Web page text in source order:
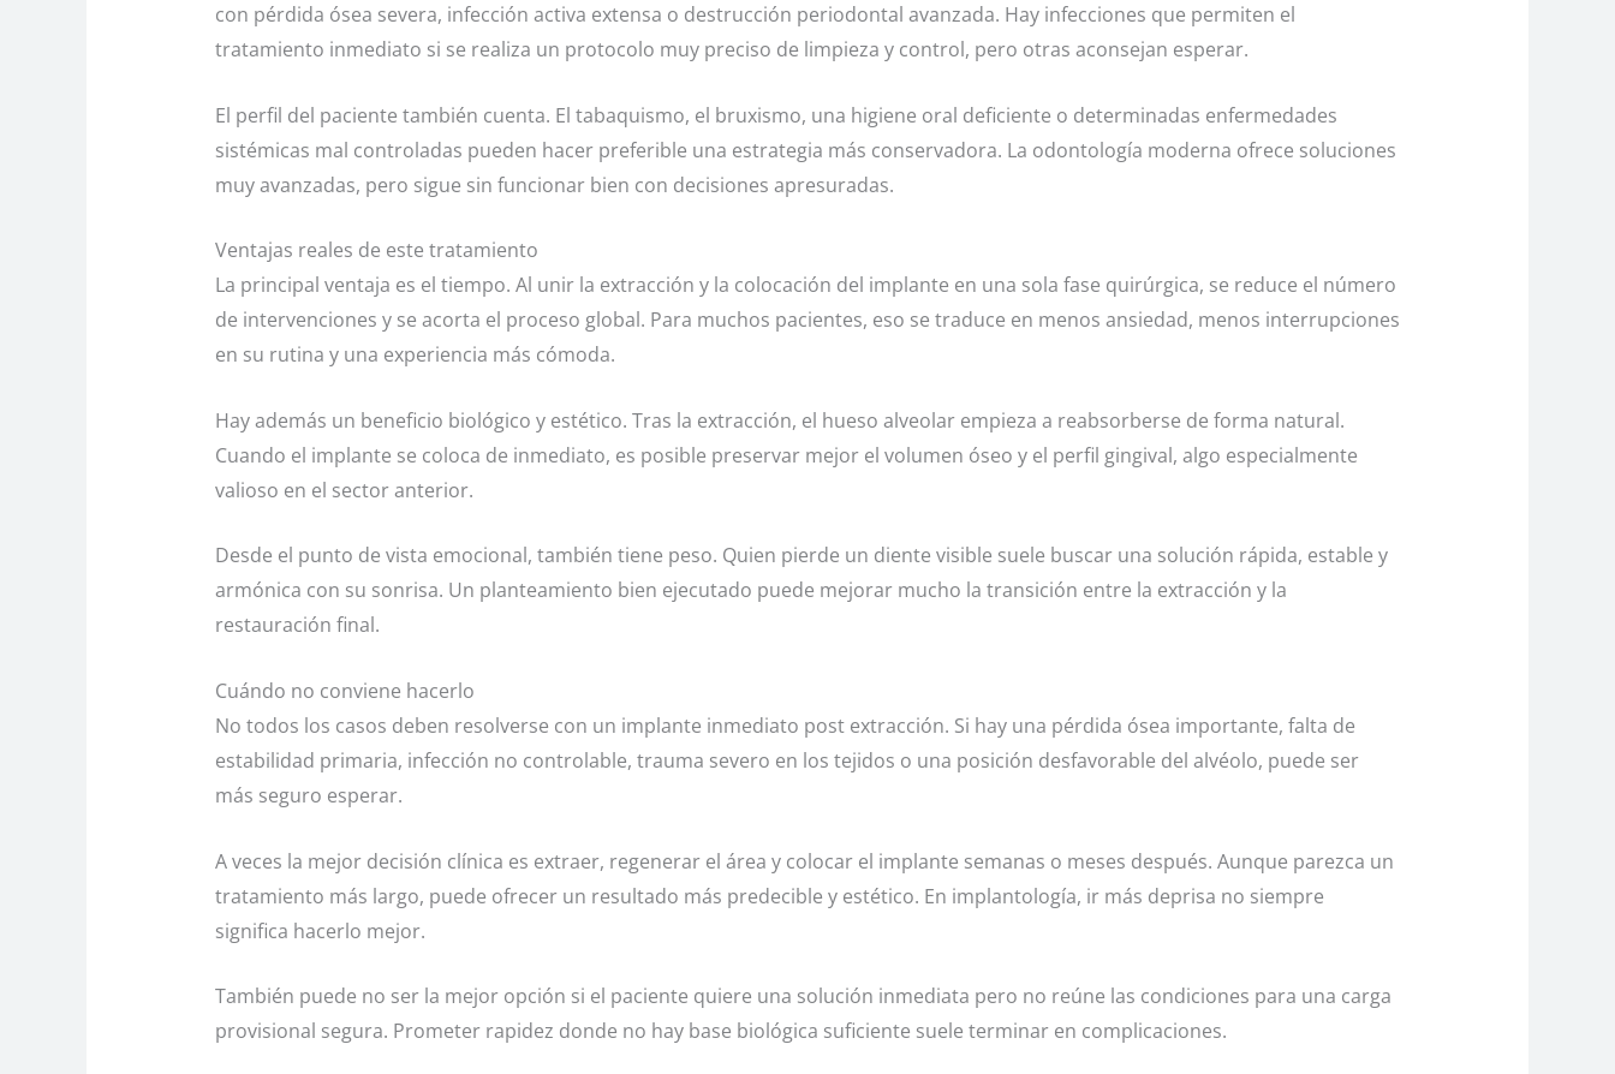
con pérdida ósea severa, infección activa extensa o destrucción periodontal avanzada. Hay infecciones que permiten el
tratamiento inmediato si se realiza un protocolo muy preciso de limpieza y control, pero otras aconsejan esperar.
El perfil del paciente también cuenta. El tabaquismo, el bruxismo, una higiene oral deficiente o determinadas enfermedades
sistémicas mal controladas pueden hacer preferible una estrategia más conservadora. La odontología moderna ofrece soluciones
muy avanzadas, pero sigue sin funcionar bien con decisiones apresuradas.
Ventajas reales de este tratamiento
La principal ventaja es el tiempo. Al unir la extracción y la colocación del implante en una sola fase quirúrgica, se reduce el número
de intervenciones y se acorta el proceso global. Para muchos pacientes, eso se traduce en menos ansiedad, menos interrupciones
en su rutina y una experiencia más cómoda.
Hay además un beneficio biológico y estético. Tras la extracción, el hueso alveolar empieza a reabsorberse de forma natural.
Cuando el implante se coloca de inmediato, es posible preservar mejor el volumen óseo y el perfil gingival, algo especialmente
valioso en el sector anterior.
Desde el punto de vista emocional, también tiene peso. Quien pierde un diente visible suele buscar una solución rápida, estable y
armónica con su sonrisa. Un planteamiento bien ejecutado puede mejorar mucho la transición entre la extracción y la
restauración final.
Cuándo no conviene hacerlo
No todos los casos deben resolverse con un implante inmediato post extracción. Si hay una pérdida ósea importante, falta de
estabilidad primaria, infección no controlable, trauma severo en los tejidos o una posición desfavorable del alvéolo, puede ser
más seguro esperar.
A veces la mejor decisión clínica es extraer, regenerar el área y colocar el implante semanas o meses después. Aunque parezca un
tratamiento más largo, puede ofrecer un resultado más predecible y estético. En implantología, ir más deprisa no siempre
significa hacerlo mejor.
También puede no ser la mejor opción si el paciente quiere una solución inmediata pero no reúne las condiciones para una carga
provisional segura. Prometer rapidez donde no hay base biológica suficiente suele terminar en complicaciones.